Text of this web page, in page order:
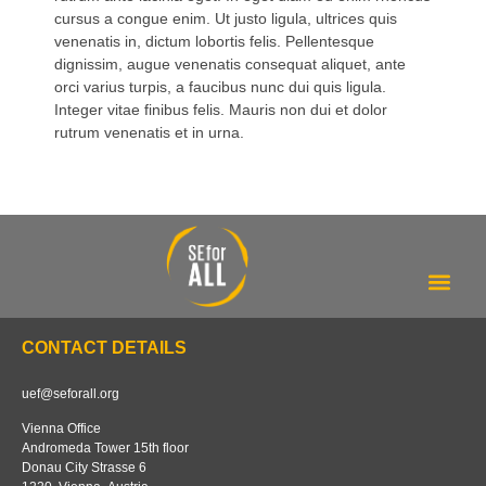
cursus a congue enim. Ut justo ligula, ultrices quis
venenatis in, dictum lobortis felis. Pellentesque
dignissim, augue venenatis consequat aliquet, ante
orci varius turpis, a faucibus nunc dui quis ligula.
Integer vitae finibus felis. Mauris non dui et dolor
rutrum venenatis et in urna.
CONTACT DETAILS
uef@seforall.org
Vienna Office
Andromeda Tower 15th floor
Donau City Strasse 6